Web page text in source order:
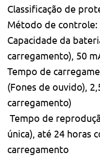
Classificação de
Método de
Capacidade da
carregamento), 50
Tempo de
(Fones de ouvido),
carregamento)
Tempo de
única), até 24 horas
carregamento